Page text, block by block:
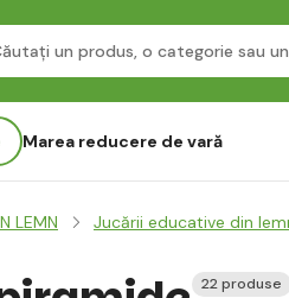
Marea reducere de vară
LEMN Jucării educative din
22 produse